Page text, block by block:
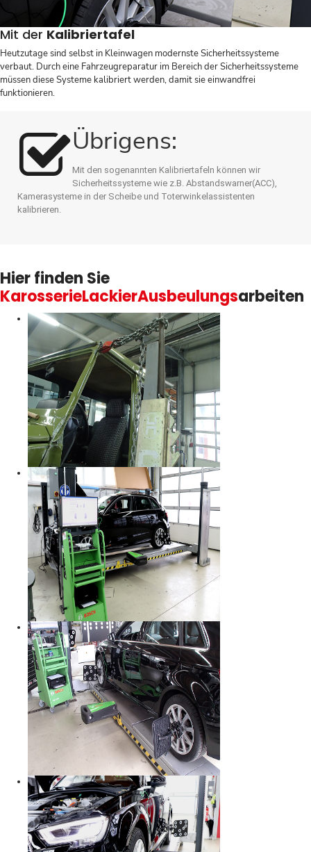
Mit der Kalibriertafel
Heutzutage sind selbst in Kleinwagen modernste Sicherheitssysteme
verbaut. Durch eine Fahrzeugreparatur im Bereich der Sicherheitssysteme
müssen diese Systeme kalibriert werden, damit sie einwandfrei
funktionieren.
Übrigens:
Mit den sogenannten Kalibriertafeln können wir
Sicherheitssysteme wie z.B. Abstandswarner(ACC),
Kamerasysteme in der Scheibe und Toterwinkelassistenten
kalibrieren.
Hier finden Sie
KarosserieLackierAusbeulungsarbeiten